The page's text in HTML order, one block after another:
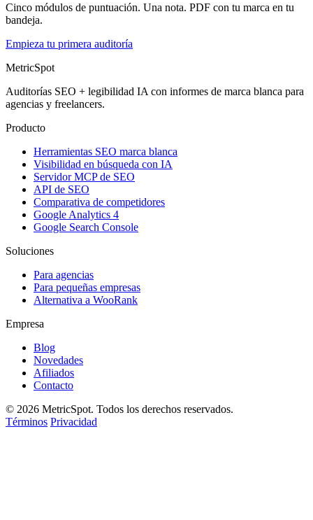
Cinco módulos de puntuación. Una nota. PDF con tu marca en tu
bandeja.
Empieza tu primera auditoría
MetricSpot
Auditorías SEO + legibilidad IA con informes de marca blanca para
agencias y freelancers.
Producto
Herramientas SEO marca blanca
Visibilidad en búsqueda con IA
Servidor MCP de SEO
API de SEO
Comparativa de competidores
Google Analytics 4
Google Search Console
Soluciones
Para agencias
Para pequeñas empresas
Alternativa a WooRank
Empresa
Blog
Novedades
Afiliados
Contacto
© 2026 MetricSpot. Todos los derechos reservados.
Términos Privacidad